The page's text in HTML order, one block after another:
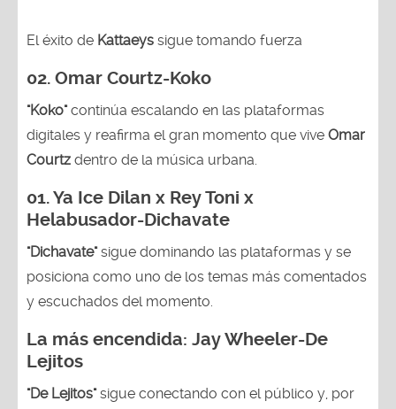
El éxito de Kattaeys sigue tomando fuerza
02. Omar Courtz-Koko
"Koko"continúa escalando en las plataformas
digitales y reafirma el gran momento que vive Omar
Courtz dentro de la música urbana.
01.Ya Ice Dilan x Rey Toni x
Helabusador-Dichavate
"Dichavate"sigue dominando las plataformas y se
posiciona como uno de los temas más comentados
y escuchados del momento.
La más encendida: Jay Wheeler-De
Lejitos
"De Lejitos"sigue conectando con el público y, por